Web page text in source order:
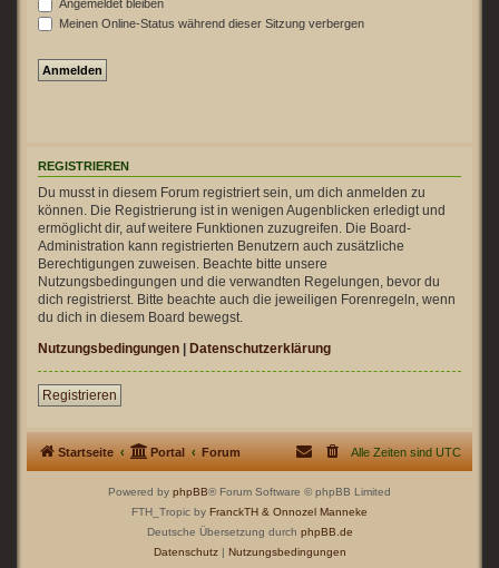
Angemeldet bleiben
Meinen Online-Status während dieser Sitzung verbergen
REGISTRIEREN
Du musst in diesem Forum registriert sein, um dich anmelden zu
können. Die Registrierung ist in wenigen Augenblicken erledigt und
ermöglicht dir, auf weitere Funktionen zuzugreifen. Die Board-
Administration kann registrierten Benutzern auch zusätzliche
Berechtigungen zuweisen. Beachte bitte unsere
Nutzungsbedingungen und die verwandten Regelungen, bevor du
dich registrierst. Bitte beachte auch die jeweiligen Forenregeln, wenn
du dich in diesem Board bewegst.
Nutzungsbedingungen | Datenschutzerklärung
Registrieren
Startseite Portal Forum Alle Zeiten sind UTC
Powered by phpBB® Forum Software © phpBB Limited
FTH_Tropic by FranckTH & Onnozel Manneke
Deutsche Übersetzung durch phpBB.de
Datenschutz| Nutzungsbedingungen